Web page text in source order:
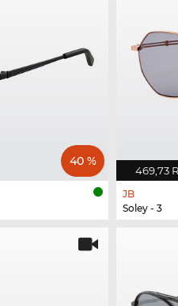
40 %
469,73
JB
Soley - 3